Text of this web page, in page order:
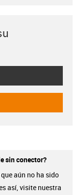
sin conector?
aún no ha sido
así, visite nuestra